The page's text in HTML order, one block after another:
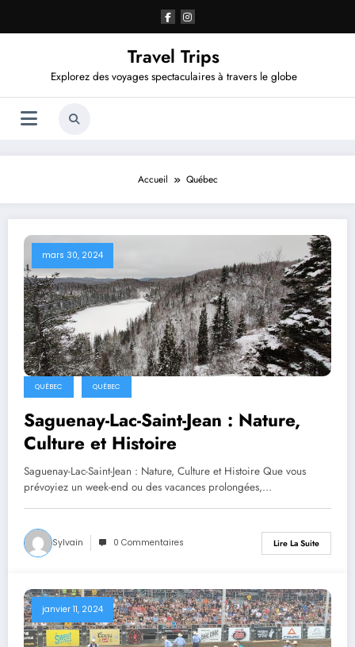
contenu
Travel Trips
Explorez des voyages spectaculaires à travers le globe
Accueil Québec
mars 30, 2024
QUÉBEC QUÉBEC
Saguenay-Lac-Saint-Jean : Nature,
Culture et Histoire
Saguenay-Lac-Saint-Jean : Nature, Culture et Histoire Que vous
prévoyiez un week-end ou des vacances prolongées,…
Sylvain 0 Commentaires Lire La Suite
janvier 11, 2024